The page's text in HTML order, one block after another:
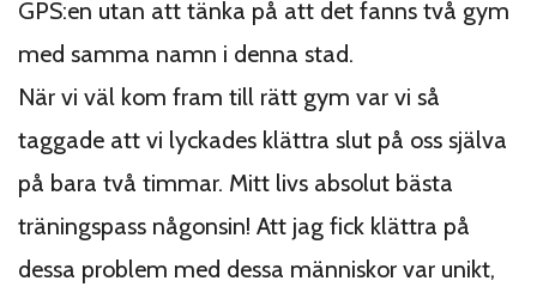
GPS:en utan att tänka på att det fanns två gym
med samma namn i denna stad.
När vi väl kom fram till rätt gym var vi så
taggade att vi lyckades klättra slut på oss själva
på bara två timmar. Mitt livs absolut bästa
träningspass någonsin! Att jag fick klättra på
dessa problem med dessa människor var unikt,